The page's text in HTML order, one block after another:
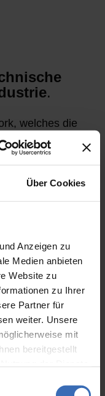
Über Cookies
Anzeigen zu
Medien anbieten
Website zu
zu Ihrer
Partner für
weiter. Unsere
mit
bereitgestellt
.
welches die
Dabei sind
durch
werden. Das
in
dem